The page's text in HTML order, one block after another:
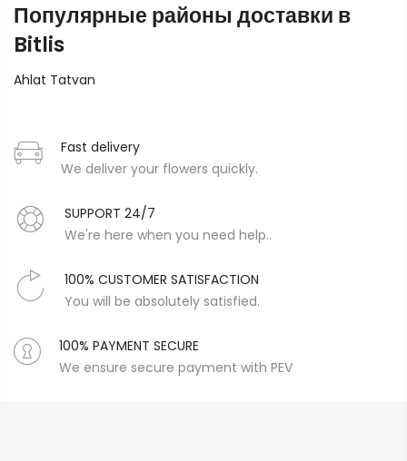
Популярные районы доставки в
Bitlis
Ahlat Tatvan
Fast delivery
We deliver your flowers quickly.
SUPPORT 24/7
We're here when you need help..
100% CUSTOMER SATISFACTION
You will be absolutely satisfied.
100% PAYMENT SECURE
We ensure secure payment with PEV